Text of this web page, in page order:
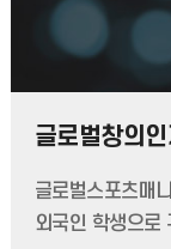
글로벌창의
글로벌스포츠매
외국인 학생으로